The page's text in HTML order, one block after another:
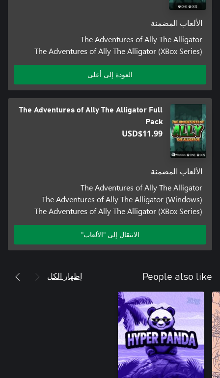
الألعاب المضمنة
The Adventures of Ally The Alligator
The Adventures of Ally The Alligator (XBox Series)
العودة إلى أعلى
The Adventures of Ally The Alligator Full
Pack
USD$11.99
الألعاب المضمنة
The Adventures of Ally The Alligator
The Adventures of Ally The Alligator (Windows)
The Adventures of Ally The Alligator (XBox Series)
الانتقال إلى "الألعاب"
People also like إظهار الكل